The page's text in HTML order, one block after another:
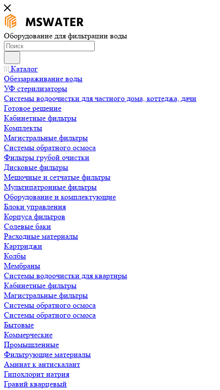
Оборудование для фильтрации воды
Каталог
Обеззараживание воды
УФ стерилизаторы
Системы водоочистки для частного дома, коттеджа, дачи
Готовое решение
Кабинетные фильтры
Комплекты
Магистральные фильтры
Системы обратного осмоса
Фильтры грубой очистки
Дисковые фильтры
Мешочные и сетчатые фильтры
Мультипатронные фильтры
Оборудование и комплектующие
Блоки управления
Корпуса фильтров
Солевые баки
Расходные материалы
Картриджи
Колбы
Мембраны
Системы водоочистки для квартиры
Кабинетные фильтры
Магистральные фильтры
Системы обратного осмоса
Системы обратного осмоса
Бытовые
Коммерческие
Промышленные
Фильтрующие материалы
Аминат к антискалант
Гипохлорит натрия
Гравий кварцевый